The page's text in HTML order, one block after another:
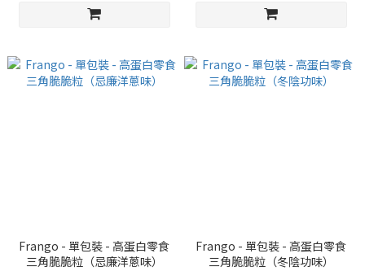
Frango - 單包裝 - 高蛋白零食
三角脆脆粒（忌廉洋蔥味）
Frango - 單包裝 - 高蛋白零食
三角脆脆粒（冬陰功味）